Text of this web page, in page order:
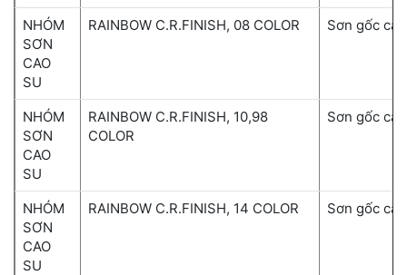
NHÓM
SƠN
CAO
SU
RAINBOW C.R.FINISH, 08 COLOR Sơn gốc
NHÓM
SƠN
CAO
SU
RAINBOW C.R.FINISH, 10,98
COLOR
Sơn gốc
NHÓM
SƠN
CAO
SU
RAINBOW C.R.FINISH, 14 COLOR Sơn gốc